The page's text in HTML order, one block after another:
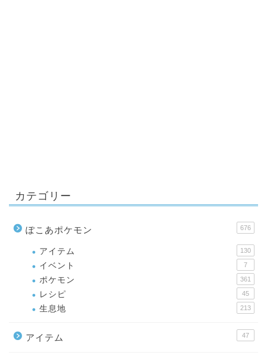
カテゴリー
ぽこあポケモン 676
アイテム 130
イベント 7
ポケモン 361
レシピ 45
生息地 213
アイテム 47